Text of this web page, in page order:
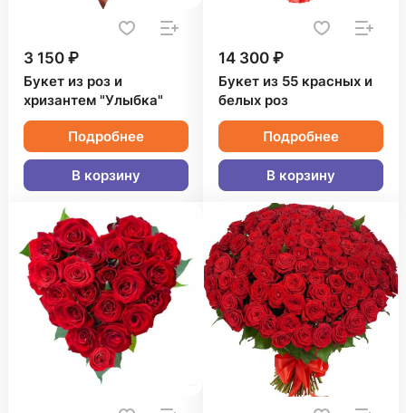
3 150 ₽
Букет из роз и
хризантем "Улыбка"
Подробнее
В корзину
14 300 ₽
Букет из 55 красных и
белых роз
Подробнее
В корзину